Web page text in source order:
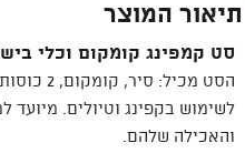
תיאור המוצר
סט קמפינג קומקום וכלי
הסט
לשימוש בקפינג וטיולים. מיועד
והאכילה שלהם.